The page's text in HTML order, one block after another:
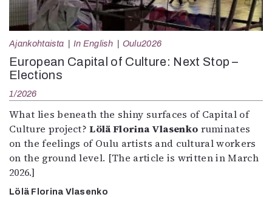
Ajankohtaista In English Oulu2026
European Capital of Culture: Next Stop –
Elections
1/2026
What lies beneath the shiny surfaces of Capital of
Culture project?Lölä Florina Vlasenko ruminates
on the feelings of Oulu artists and cultural workers
on the ground level. [The article is written in March
2026.]
Lölä Florina Vlasenko